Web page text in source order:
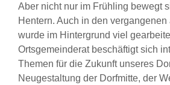
Aber nicht nur im Frühling bewegt
Hentern. Auch in den
wurde im Hintergrund viel
Ortsgemeinderat beschäftigt sich
Themen für die Zukunft unseres
Neugestaltung der Dorfmitte, der